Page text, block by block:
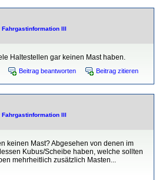
III
Haltestellen gar keinen Mast haben.
Beitrag beantworten Beitrag zitieren
III
keinen Mast? Abgesehen von denen im
Kubus/Scheibe haben, welche sollten
mehrheitlich zusätzlich Masten...